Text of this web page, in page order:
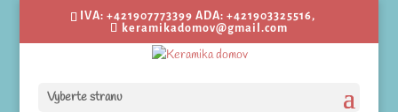
IVA: +421907773399 ADA: +421903325516,
keramikadomov@gmail.com
Vyberte stranu